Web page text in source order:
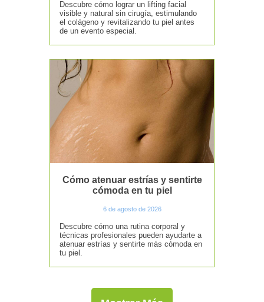
Descubre cómo lograr un lifting facial
visible y natural sin cirugía, estimulando
el colágeno y revitalizando tu piel antes
de un evento especial.
Cómo atenuar estrías y sentirte
cómoda en tu piel
6 de agosto de 2026
Descubre cómo una rutina corporal y
técnicas profesionales pueden ayudarte a
atenuar estrías y sentirte más cómoda en
tu piel.